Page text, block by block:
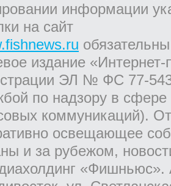
информации
на сайт
издание
ЭЛ № ФС 77-
по надзору в
коммуникаций).
освещающее
и за рубежом,
«Фишньюс».